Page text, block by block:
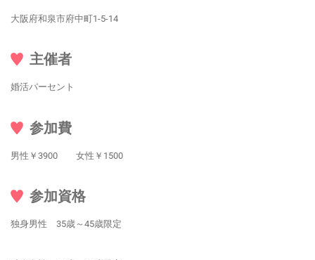
大阪府和泉市府中町1-5-14
主催者
婚活パーセント
参加費
男性￥3900 女性￥1500
参加資格
独身男性 35歳～45歳限定